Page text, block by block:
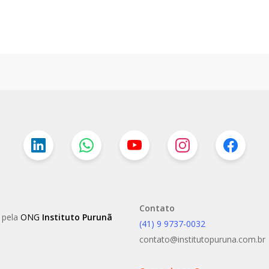
pelaONG Instituto Purunã
Contato
(41) 9 9737-0032
contato@institutopuruna.com.br